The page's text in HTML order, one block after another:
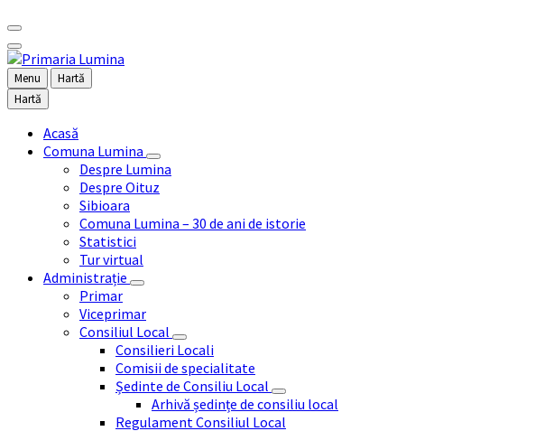
Menu
Hartă
Hartă
Acasă
Comuna Lumina
Despre Lumina
Despre Oituz
Sibioara
Comuna Lumina – 30 de ani de istorie
Statistici
Tur virtual
Administrație
Primar
Viceprimar
Consiliul Local
Consilieri Locali
Comisii de specialitate
Ședinte de Consiliu Local
Arhivă ședințe de consiliu local
Regulament Consiliul Local